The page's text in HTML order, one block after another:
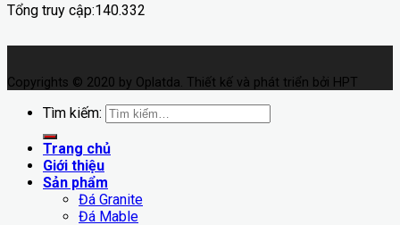
Tổng truy cập:140.332
Copyrights © 2020 by Oplatda. Thiết kế và phát triển bởi HPT
Tìm kiếm:
Trang chủ
Giới thiệu
Sản phẩm
Đá Granite
Đá Mable